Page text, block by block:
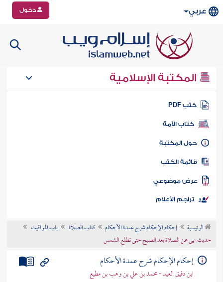
عربي دخول
المكتبة الإسلامية
كتب PDF
كتاب الأمة
المكتبة
الكتب
موضوعي
تراجم الأعلام
الرئيسية إحكام الإحكام شرح عمدة الأحكام كتاب الصلاة
باب المواقيت
حديث نهى عن الصلاة بعد الصبح حتى تطلع الشمس
إحكام الإحكام شرح عمدة الأحكام
ابن دقيق العيد - محمد بن علي بن وهب بن مطيع